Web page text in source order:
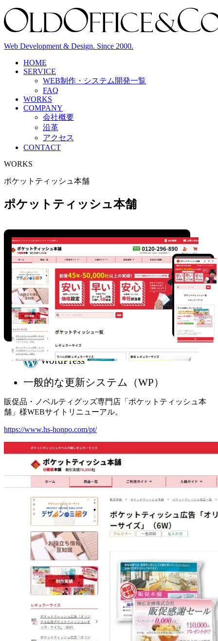
Web Development & Design. Since 2000.
HOME
SERVICE
WEB制作・システム開発一覧
FAQ
WORKS
COMPANY
会社概要
沿革
アクセス
CONTACT
WORKS
ポケットティッシュ本舗
ポケットティッシュ本舗
WordPress
一般的な更新システム（WP）
販促品・ノベルティグッズ専門店「ポケットティッシュ本
舗」様WEBサイトリニューアル。
https://www.hs-honpo.com/pt/